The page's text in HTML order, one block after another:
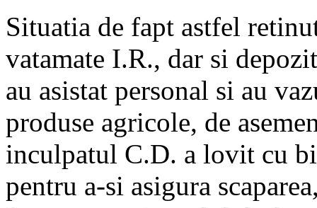
Situatia de fapt astfel
vatamate I.R., dar si
au asistat personal si au
produse agricole, de
inculpatul C.D. a lovit cu
pentru a-si asigura